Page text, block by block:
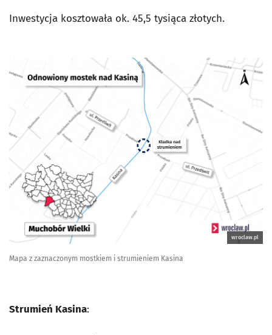
Inwestycja kosztowała ok. 45,5 tysiąca złotych.
wroclaw.pl
Mapa z zaznaczonym mostkiem i strumieniem Kasina
Strumień Kasina: